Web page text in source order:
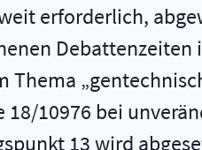
erforderlich,
Debattenzeiten
Thema
18/10976 bei
13 wird